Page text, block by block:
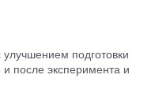
подготовки
после эксперимента и